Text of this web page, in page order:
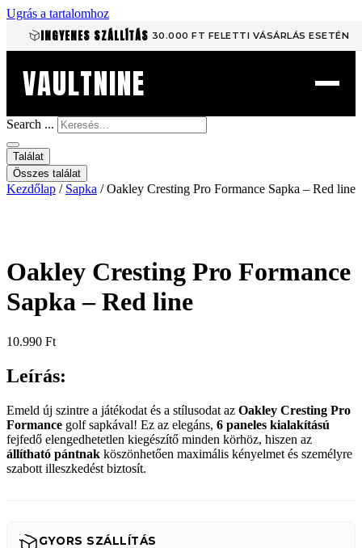
Ugrás a tartalomhoz
INGYENES SZÁLLÍTÁS 30.000 FT FELETTI VÁSÁRLÁS ESETÉN
VAULTNINE
Search ...
Találat
Összes találat
Kezdőlap / Sapka / Oakley Cresting Pro Formance Sapka – Red line
Oakley Cresting Pro Formance
Sapka – Red line
10.990 Ft
Leírás:
Emeld új szintre a játékodat és a stílusodat az Oakley Cresting Pro
Formance golf sapkával! Ez az elegáns, 6 paneles kialakítású
fejfedő elengedhetetlen kiegészítő minden körhöz, hiszen az
állítható pántnak köszönhetően maximális kényelmet és személyre
szabott illeszkedést biztosít.
GYORS SZÁLLÍTÁS